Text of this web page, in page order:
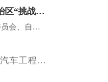
喜报｜青春赴科创，挑战竞锋芒！我校在自治区“挑战杯”竞赛斩获佳绩
捷报频传，科创逐梦！由共青团宁夏回族自治区委员会、自治区教育厅、人力资源和社会保障厅、自治区科学技术协会、宁夏社会科学院、自治区学生联合会联合主办的2026年“挑战杯”全区大学生创业计划竞赛已圆满落幕...
聚力学科提质 深耕产教融合｜机械与汽车工程学院参加第23届全国机械工程学院院长/系主任联席会议